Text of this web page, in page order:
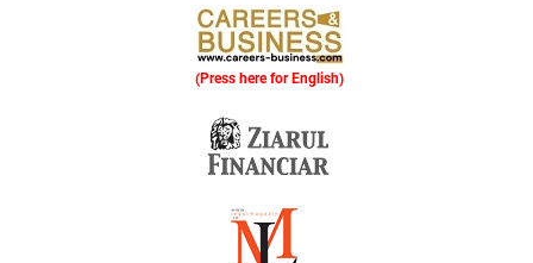
(Press here for English)